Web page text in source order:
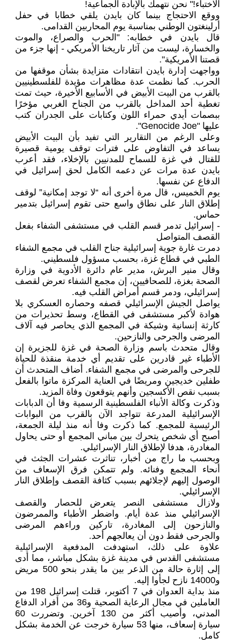
الاختباء!" نحن نتهمك بالإبادة الجماعية!
ووقع الاحتجاج بينما كان بايدن يلقي خطابا في حفل
أرلينغتون الوطني بمناسبة يوم المحاربين القدامى.
قال بايدن في خطابه: "الحرب والصراع، والموت
والخسارة، ليست من آثار تاريخنا الأمريكي - إنها جزء من
قصتنا الأمريكية".
وواجهت إدارة بايدن انتقادات متزايدة بشأن موقفها من
الحرب. كما نظمت عدة مظاهرات مؤيدة للفلسطينيين
بالقرب من البيت الأبيض في الأسابيع الأخيرة، حيث تمت
تغطية أحد المداخل بالقرب من الجناح الغربي مؤخرًا
ببصمات أيدي حمراء اللون وكتابات على الجدران كتب
عليها "Genocide Joe".
وعلى الرغم من التقارير التي تفيد بأن البيت الأبيض
يساعد في التفاوض على فترات توقف يومية قصيرة
للقتال في غزة للسماح للمدنيين بالإخلاء، فقد أعرب
بايدن عدة مرات عن دعمه الكامل لحق إسرائيل في
الدفاع عن نفسها.
يوم الخميس، قال مرة أخرى أنه “لا توجد إمكانية” لوقف
إطلاق النار على نطاق واسع حتى تقوم إسرائيل بتدمير
حماس.
- إسرائيل تدمر قسم القلب في مستشفى الشفاء بفعل
القصف المتواصل
دمرت غارة جوية إسرائيلية جناح القلب في مجمع الشفاء
الطبي في قطاع غزة، بحسب مسؤول فلسطيني.
وقال منير البرش، مدير عام دائرة الأدوية في وزارة
الصحة بغزة، للصحافيين، إن مجمع الشفاء تعرض لقصف
إسرائيلي، ودمر قسم أمراض القلب فيه.
يواصل الجيش الإسرائيلي قصفه وحصاره العسكري بلا
هوادة لأكبر مستشفى في القطاع، وسط تحذيرات من
كارثة إنسانية وشيكة في المجمع الذي يحاصر فيه آلاف
المرضى والجرحى والنازحين.
وقال متحدث باسم وزارة الصحة في غزة للجزيرة إن
الأطباء غير قادرين على تقديم أي خدمة منقذة للحياة
للجرحى والمرضى في مجمع الشفاء. أضاف المتحدث أن
طفلين خديجين ومريضًا في العناية المركزة ماتوا بالفعل
بسبب نقص الأكسجين وأنهم يتوقعون وفاة المزيد.
وذكرت وكالة الأنباء الفلسطينية الرسمية وفا أن الدبابات
الإسرائيلية المدرعة تتواجد الآن بالقرب من البوابات
الرئيسية للمجمع. كما ذكرت وفا أنه منذ ليلة الجمعة،
أصبح أي شخص يتحرك بين مباني المجمع أو حتى يحاول
المغادرة، هدفا لإطلاق النار الإسرائيلي.
وبحسب ما راج من أخبار، تناثرت عشرات الجثث في
أنحاء المجمع وفنائه. ولم تتمكن فرق الإسعاف من
الوصول إليهم لإجلائهم بسبب كثافة القصف وإطلاق النار
الإسرائيلي.
ولازال مستشفى النصر يتعرض للحصار والقصف
الإسرائيلي منذ عدة أيام. واضطر الأطباء والممرضون
والنازحون إلى المغادرة، تاركين وراءهم المرضى
والجرحى فقط دون أن يعالجهم أحد.
علاوة على ذلك، استهدفت المدفعية الإسرائيلية
مستشفى القدس في مدينة غزة بشكل مباشر، مما أدى
إلى إثارة حالة من الذعر بين ما يقدر بنحو 500 مريض
و14000 نازح لجأوا إليه.
منذ بداية العدوان في 7 أكتوبر، قتلت إسرائيل 198 من
العاملين في مجال الرعاية الصحية و36 من أفراد الدفاع
المدني، وأصيب أكثر من 130 آخرين. وتضررت 60
سيارة إسعاف، منها 53 سيارة خرجت عن الخدمة بشكل
كامل.